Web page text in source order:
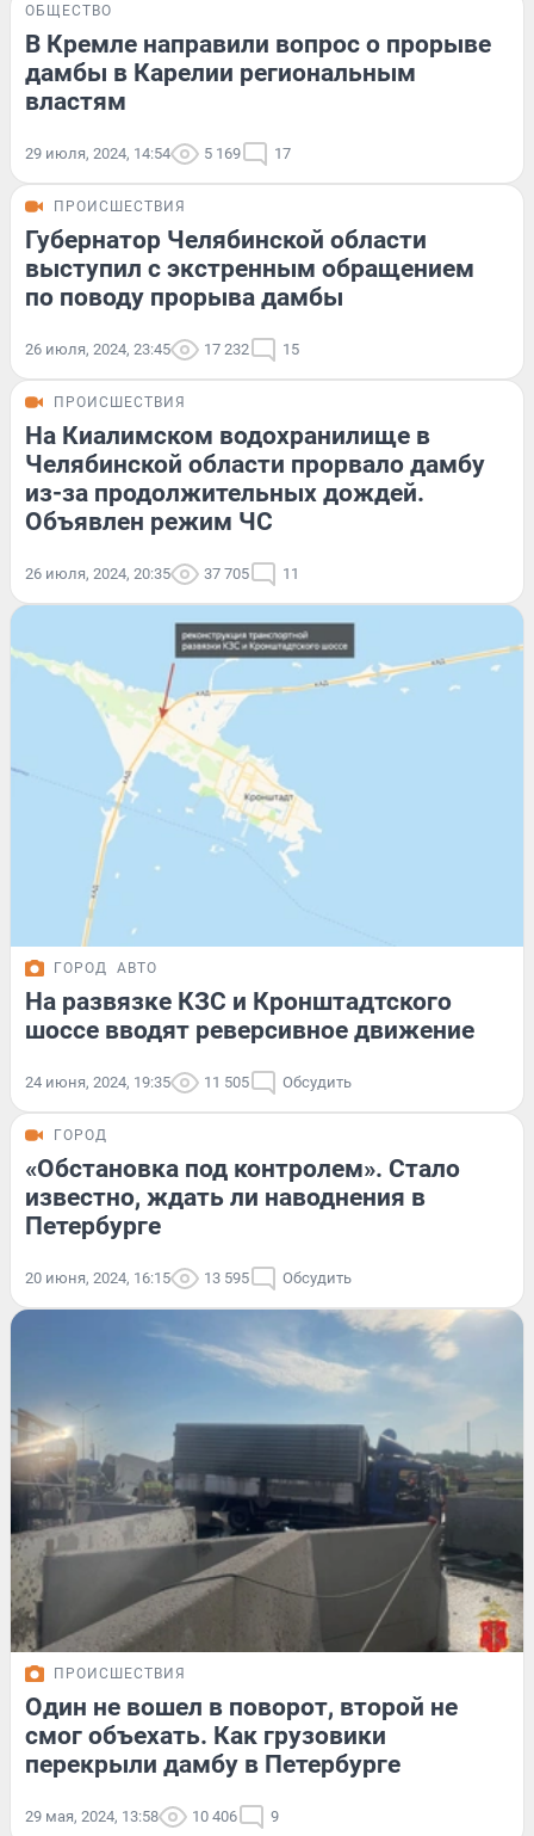
ОБЩЕСТВО
В Кремле направили вопрос о прорыве
дамбы в Карелии региональным
властям
29 июля, 2024, 14:54 5 169 17
ПРОИСШЕСТВИЯ
Губернатор Челябинской области
выступил с экстренным обращением
по поводу прорыва дамбы
26 июля, 2024, 23:45 17 232 15
ПРОИСШЕСТВИЯ
На Киалимском водохранилище в
Челябинской области прорвало дамбу
из-за продолжительных дождей.
Объявлен режим ЧС
26 июля, 2024, 20:35 37 705 11
ГОРОД АВТО
На развязке КЗС и Кронштадтского
шоссе вводят реверсивное движение
24 июня, 2024, 19:35 11 505 Обсудить
ГОРОД
«Обстановка под контролем». Стало
известно, ждать ли наводнения в
Петербурге
20 июня, 2024, 16:15 13 595 Обсудить
ПРОИСШЕСТВИЯ
Один не вошел в поворот, второй не
смог объехать. Как грузовики
перекрыли дамбу в Петербурге
29 мая, 2024, 13:58 10 406 9